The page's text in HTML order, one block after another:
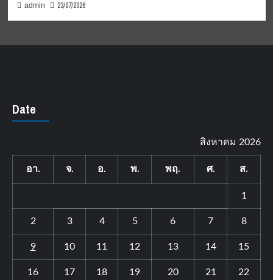
admin 23/07/2026
Date
สิงหาคม 2026
อา. จ. อ. พ. พฤ. ศ. ส.
1
2 3 4 5 6 7 8
9 10 11 12 13 14 15
16 17 18 19 20 21 22